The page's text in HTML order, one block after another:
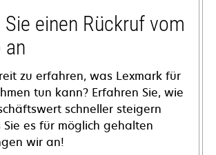
Sie einen Rückruf vom
an
zu erfahren, was Lexmark für
tun kann? Erfahren Sie, wie
schneller steigern
Sie es für möglich gehalten
wir an!